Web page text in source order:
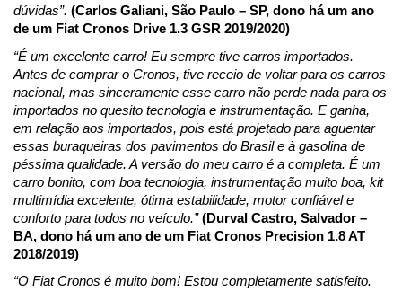
dúvidas”. (Carlos Galiani, São Paulo – SP, dono há um ano
de um Fiat Cronos Drive 1.3 GSR 2019/2020)
“É um excelente carro! Eu sempre tive carros importados.
Antes de comprar o Cronos, tive receio de voltar para os carros
nacional, mas sinceramente esse carro não perde nada para os
importados no quesito tecnologia e instrumentação. E ganha,
em relação aos importados, pois está projetado para aguentar
essas buraqueiras dos pavimentos do Brasil e à gasolina de
péssima qualidade. A versão do meu carro é a completa. É um
carro bonito, com boa tecnologia, instrumentação muito boa, kit
multimídia excelente, ótima estabilidade, motor confiável e
conforto para todos no veículo.” (Durval Castro, Salvador –
BA, dono há um ano de um Fiat Cronos Precision 1.8 AT
2018/2019)
“O Fiat Cronos é muito bom! Estou completamente satisfeito.